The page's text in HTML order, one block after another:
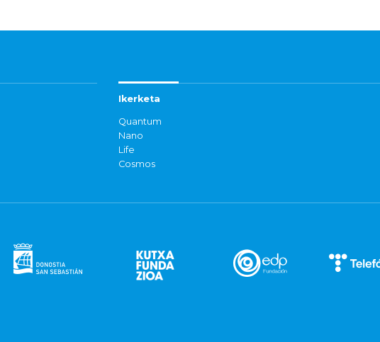
Ikerketa
Quantum
Nano
Life
Cosmos